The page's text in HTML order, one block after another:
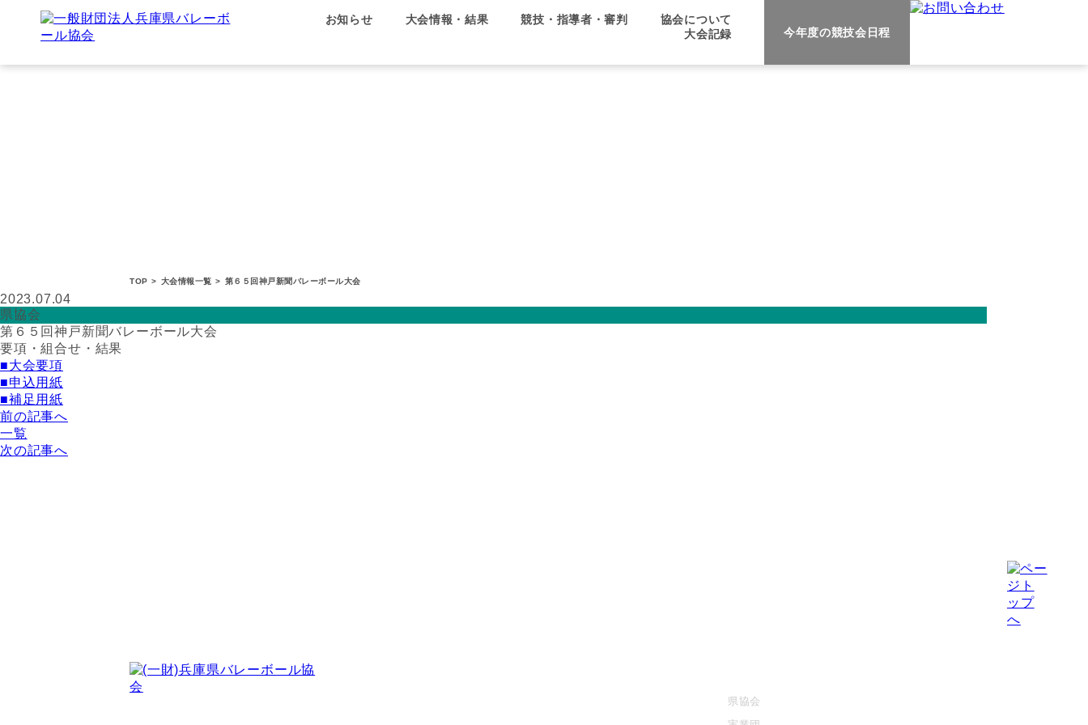
お知らせ 大会情報・結果 競技・指導者・審判
協会について
大会記録
今年度の競技会日程
TOP > 大会情報一覧 > 第６５回神戸新聞バレーボール大会
2023.07.04
県協会
第６５回神戸新聞バレーボール大会
要項・組合せ・結果
■大会要項
■申込用紙
■補足用紙
前の記事へ
一覧
次の記事へ
県協会